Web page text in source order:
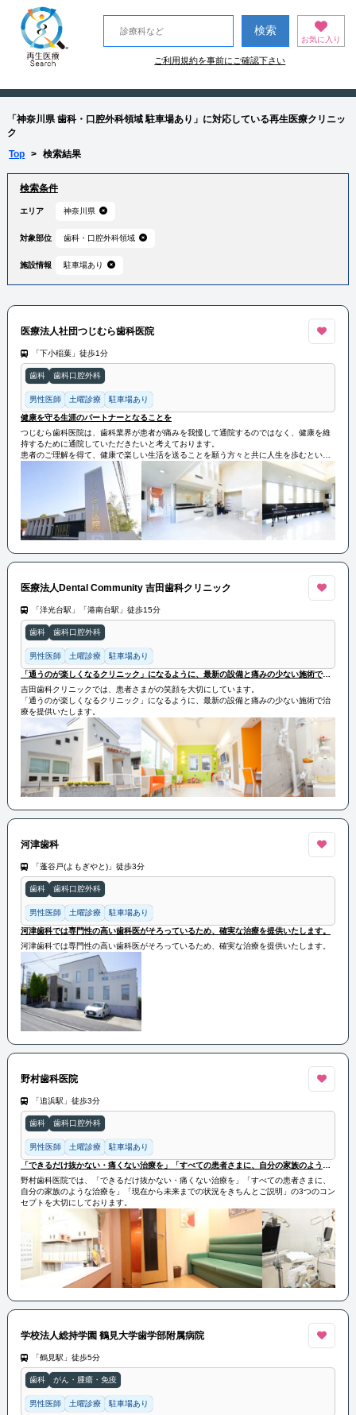
お気に入り
ご利用規約を事前にご確認下さい
「神奈川県 歯科・口腔外科領域 駐車場あり」に対応している再生医療クリニッ
ク
Top > 検索結果
検索条件
エリア 神奈川県
対象部位 歯科・口腔外科領域
施設情報 駐車場あり
医療法人社団つじむら歯科医院
「下小稲葉」徒歩1分
歯科 歯科口腔外科
男性医師 土曜診療 駐車場あり
健康を守る生涯のパートナーとなることを
つじむら歯科医院は、歯科業界が患者が痛みを我慢して通院するのではなく、健康を維
持するために通院していただきたいと考えております。
患者のご理解を得て、健康で楽しい生活を送ることを願う方々と共に人生を歩むという
思いを持っています。
患者一人ひとりと時間をかけて向き合い、健康を守る生涯のパートナーとなることをお
医療法人Dental Community 吉田歯科クリニック
「洋光台駅」「港南台駅」徒歩15分
歯科 歯科口腔外科
男性医師 土曜診療 駐車場あり
「通うのが楽しくなるクリニック」になるように、最新の設備と痛みの少ない施術で治療を提供いたします
吉田歯科クリニックでは、患者さまがの笑顔を大切にしています。
「通うのが楽しくなるクリニック」になるように、最新の設備と痛みの少ない施術で治
療を提供いたします。
河津歯科
「蓬谷戸(よもぎやと)」徒歩3分
歯科 歯科口腔外科
男性医師 土曜診療 駐車場あり
河津歯科では専門性の高い歯科医がそろっているため、確実な治療を提供いたします。
河津歯科では専門性の高い歯科医がそろっているため、確実な治療を提供いたします。
野村歯科医院
「追浜駅」徒歩3分
歯科 歯科口腔外科
男性医師 土曜診療 駐車場あり
野村歯科医院では、「できるだけ抜かない・痛くない治療を」「すべての患者さまに、
自分の家族のような治療を」「現在から未来までの状況をきちんとご説明」の3つのコン
セプトを大切にしております。
学校法人総持学園 鶴見大学歯学部附属病院
「鶴見駅」徒歩5分
歯科 がん・腫瘍・免疫
男性医師 土曜診療 駐車場あり